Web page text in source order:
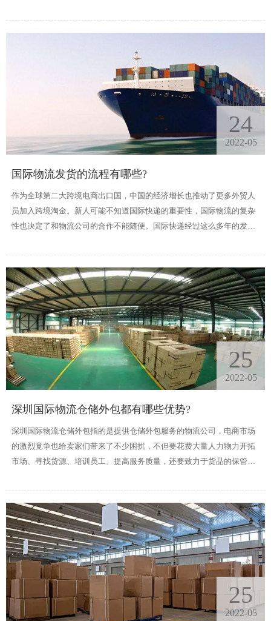
24
2022-05
国际物流发货的流程有哪些?
作为全球第二大跨境电商出口国，中国的经济增长也推动了更多外贸人
员加入跨境淘金。新人可能不知道国际快递的重要性，国际物流的复杂
性也决定了和物流公司的合作不能随便。国际快递经过这么多年的发
25
2022-05
深圳国际物流仓储外包都有哪些优势?
深圳国际物流仓储外包指的是提供仓储外包服务的物流公司，电商市场
的激烈竟争也给卖家们带来了不少困扰，不但要花费大量人力物力开拓
市场、寻找货源、培训员工、提高服务质量，还要致力于货品的保管，
不准，费用太高，发货速度慢，出错率高等情况。
25
2022-05